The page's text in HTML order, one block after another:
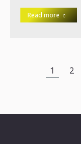
Read more
1 2